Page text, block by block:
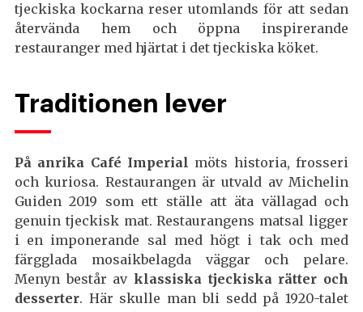
tjeckiska kockarna reser utomlands för att sedan
återvända hem och öppna inspirerande
restauranger med hjärtat i det tjeckiska köket.
Traditionen lever
På anrika Café Imperial möts historia, frosseri
och kuriosa. Restaurangen är utvald av Michelin
Guiden 2019 som ett ställe att äta vällagad och
genuin tjeckisk mat. Restaurangens matsal ligger
i en imponerande sal med högt i tak och med
färgglada mosaikbelagda väggar och pelare.
Menyn består av klassiska tjeckiska rätter och
desserter. Här skulle man bli sedd på 1920-talet